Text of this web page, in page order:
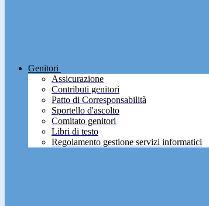
Genitori
Assicurazione
Contributi genitori
Patto di Corresponsabilità
Sportello d'ascolto
Comitato genitori
Libri di testo
Regolamento gestione servizi informatici